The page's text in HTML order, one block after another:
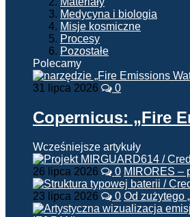
Medycyna i biologia
Misje kosmiczne
Procesy
Pozostałe
Polecamy
31 lipca 2026 0
Copernicus: „Fire
Wcześniejsze artykuły
26 lipca 2026 0 MIRORES –
23 lipca 2026 0 Od zużytego